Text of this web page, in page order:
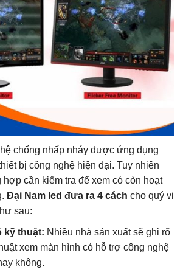
chống nhấp nháy được ứng dụng
bị công nghệ hiện đại. Tuy nhiên
cần kiểm tra để xem có còn hoạt
Đại Nam led đưa ra 4 cách cho quý vị
sau:
kỹ thuật: Nhiều nhà sản xuất sẽ ghi rõ
xem màn hình có hỗ trợ công nghệ
không.